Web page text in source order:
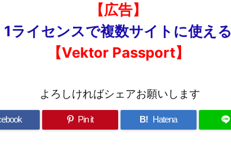
【広告】
1ライセンスで複数サイトに使える
【Vektor Passport】
よろしければシェアお願いします
Pin it B! Hatena